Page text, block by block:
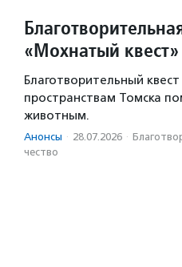
«Мохнатый квест»
Благотворительный
пространствам Томска
животным.
Анонсы · 28.07.2026 ·
чест­во